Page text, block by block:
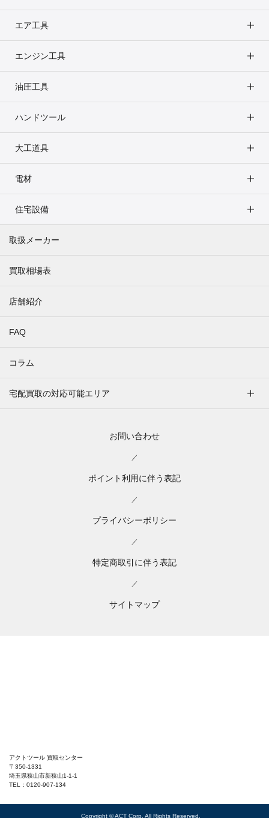
エア工具
エンジン工具
油圧工具
ハンドツール
大工道具
電材
住宅設備
取扱メーカー
買取相場表
店舗紹介
FAQ
コラム
宅配買取の対応可能エリア
お問い合わせ
／
ポイント利用に伴う表記
／
プライバシーポリシー
／
特定商取引に伴う表記
／
サイトマップ
アクトツール 買取センター
〒350-1331
埼玉県狭山市新狭山1-1-1
TEL：0120-907-134
Copyright © ACT Corp. All Rights Reserved.